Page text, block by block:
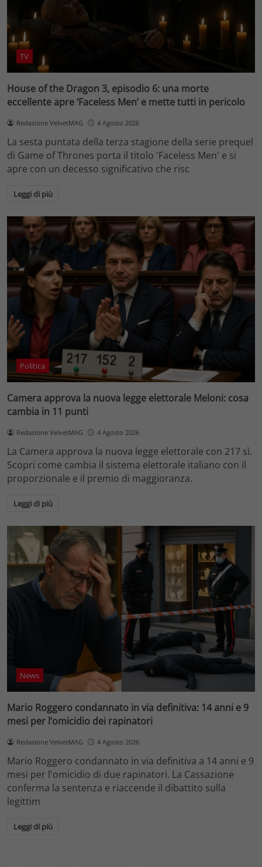
TV
House of the Dragon 3, episodio 6: una morte
eccellente apre ‘Faceless Men’ e mette tutti in pericolo
Redazione VelvetMAG 4 Agosto 2026
La sesta puntata della terza stagione della serie prequel
di Game of Thrones porta il titolo 'Faceless Men' e si
apre con un decesso significativo che risc
Leggi di più
Politica
Camera approva la nuova legge elettorale Meloni: cosa
cambia in 11 punti
Redazione VelvetMAG 4 Agosto 2026
La Camera approva la nuova legge elettorale con 217 sì.
Scopri come cambia il sistema elettorale italiano con il
proporzionale e il premio di maggioranza.
Leggi di più
News
Mario Roggero condannato in via definitiva: 14 anni e 9
mesi per l’omicidio dei rapinatori
Redazione VelvetMAG 4 Agosto 2026
Mario Roggero condannato in via definitiva a 14 anni e 9
mesi per l'omicidio di due rapinatori. La Cassazione
conferma la sentenza e riaccende il dibattito sulla
legittim
Leggi di più